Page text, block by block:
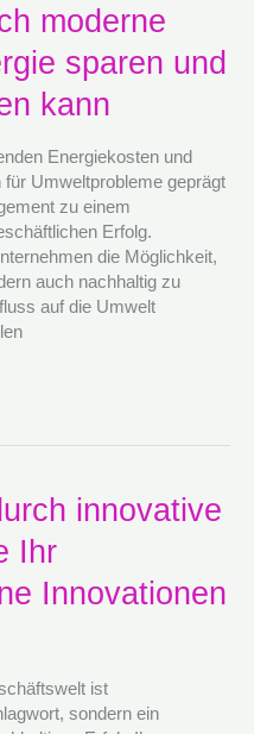
moderne
sparen und
kann
Energiekosten und
Umweltprobleme geprägt
zu einem
Erfolg.
die Möglichkeit,
auch nachhaltig zu
auf die Umwelt
innovative
Ihr
Innovationen
ist
sondern ein